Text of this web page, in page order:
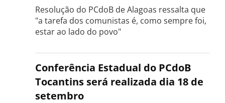
Resolução do PCdoB de Alagoas ressalta que
"a tarefa dos comunistas é, como sempre foi,
estar ao lado do povo"
Conferência Estadual do PCdoB
Tocantins será realizada dia 18 de
setembro